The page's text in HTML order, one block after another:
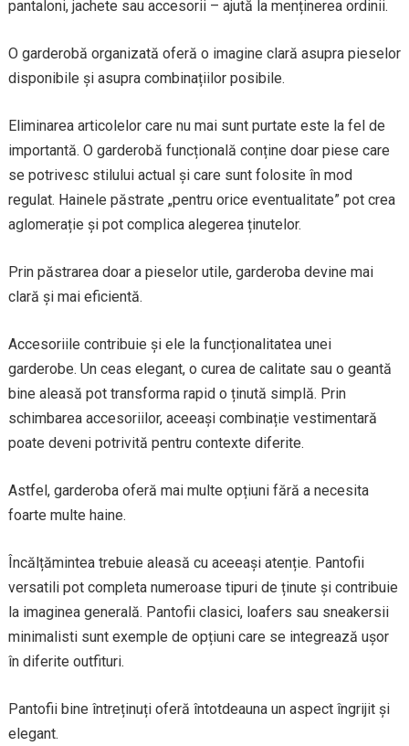
pantaloni, jachete sau accesorii – ajută la menținerea ordinii.
O garderobă organizată oferă o imagine clară asupra pieselor
disponibile și asupra combinațiilor posibile.
Eliminarea articolelor care nu mai sunt purtate este la fel de
importantă. O garderobă funcțională conține doar piese care
se potrivesc stilului actual și care sunt folosite în mod
regulat. Hainele păstrate „pentru orice eventualitate” pot crea
aglomerație și pot complica alegerea ținutelor.
Prin păstrarea doar a pieselor utile, garderoba devine mai
clară și mai eficientă.
Accesoriile contribuie și ele la funcționalitatea unei
garderobe. Un ceas elegant, o curea de calitate sau o geantă
bine aleasă pot transforma rapid o ținută simplă. Prin
schimbarea accesoriilor, aceeași combinație vestimentară
poate deveni potrivită pentru contexte diferite.
Astfel, garderoba oferă mai multe opțiuni fără a necesita
foarte multe haine.
Încălțămintea trebuie aleasă cu aceeași atenție. Pantofii
versatili pot completa numeroase tipuri de ținute și contribuie
la imaginea generală. Pantofii clasici, loafers sau sneakersii
minimalisti sunt exemple de opțiuni care se integrează ușor
în diferite outfituri.
Pantofii bine întreținuți oferă întotdeauna un aspect îngrijit și
elegant.